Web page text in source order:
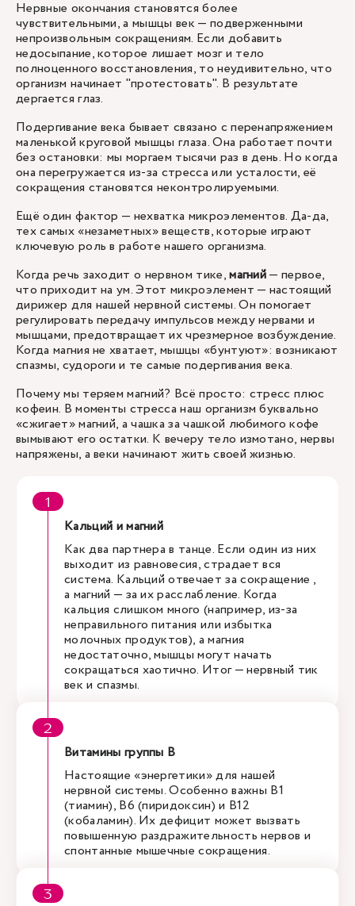
Нервные окончания становятся более
чувствительными, а мышцы век — подверженными
непроизвольным сокращениям. Если добавить
недосыпание, которое лишает мозг и тело
полноценного восстановления, то неудивительно, что
организм начинает "протестовать". В результате
дергается глаз.
Подергивание века бывает связано с перенапряжением
маленькой круговой мышцы глаза. Она работает почти
без остановки: мы моргаем тысячи раз в день. Но когда
она перегружается из-за стресса или усталости, её
сокращения становятся неконтролируемыми.
Ещё один фактор — нехватка микроэлементов. Да-да,
тех самых «незаметных» веществ, которые играют
ключевую роль в работе нашего организма.
Когда речь заходит о нервном тике,магний— первое,
что приходит на ум. Этот микроэлемент — настоящий
дирижер для нашей нервной системы. Он помогает
регулировать передачу импульсов между нервами и
мышцами, предотвращает их чрезмерное возбуждение.
Когда магния не хватает, мышцы «бунтуют»: возникают
спазмы, судороги и те самые подергивания века.
Почему мы теряем магний? Всё просто: стресс плюс
кофеин. В моменты стресса наш организм буквально
«сжигает» магний, а чашка за чашкой любимого кофе
вымывают его остатки. К вечеру тело измотано, нервы
напряжены, а веки начинают жить своей жизнью.
Кальций и магний
Как два партнера в танце. Если один из них
выходит из равновесия, страдает вся
система. Кальций отвечает за сокращение ,
а магний — за их расслабление. Когда
кальция слишком много (например, из-за
неправильного питания или избытка
молочных продуктов), а магния
недостаточно, мышцы могут начать
сокращаться хаотично. Итог — нервный тик
век и спазмы.
Витамины группы B
Настоящие «энергетики» для нашей
нервной системы. Особенно важны B1
(тиамин), B6 (пиридоксин) и B12
(кобаламин). Их дефицит может вызвать
повышенную раздражительность нервов и
спонтанные мышечные сокращения.